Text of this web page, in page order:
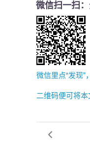
微信扫一扫
微信里点“发现”
二维码便可将本